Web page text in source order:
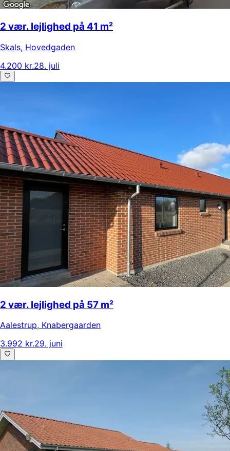
2 vær. lejlighed på 41 m²
Skals, Hovedgaden
4.200 kr.28. juli
2 vær. lejlighed på 57 m²
Aalestrup, Knabergaarden
3.992 kr.29. juni